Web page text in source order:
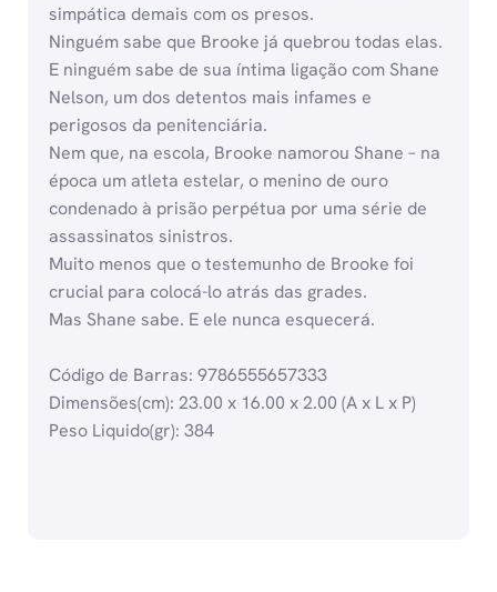
simpática demais com os presos.
Ninguém sabe que Brooke já quebrou todas elas.
E ninguém sabe de sua íntima ligação com Shane
Nelson, um dos detentos mais infames e
perigosos da penitenciária.
Nem que, na escola, Brooke namorou Shane – na
época um atleta estelar, o menino de ouro
condenado à prisão perpétua por uma série de
assassinatos sinistros.
Muito menos que o testemunho de Brooke foi
crucial para colocá-lo atrás das grades.
Mas Shane sabe. E ele nunca esquecerá.
Código de Barras: 9786555657333
Dimensões(cm): 23.00 x 16.00 x 2.00 (A x L x P)
Peso Liquido(gr): 384